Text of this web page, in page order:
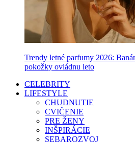
Trendy letné parfumy 2026:
pokožky ovládnu leto
CELEBRITY
LIFESTYLE
CHUDNUTIE
CVIČENIE
PRE ŽENY
INŠPIRÁCIE
SEBAROZVOJ